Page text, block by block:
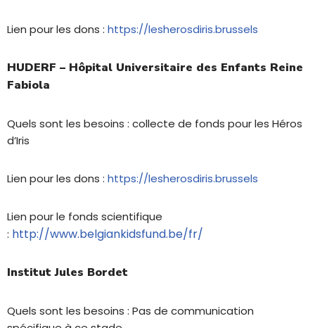
Lien pour les dons : https://lesherosdiris.brussels
HUDERF – Hôpital Universitaire des Enfants Reine
Fabiola
Quels sont les besoins : collecte de fonds pour les Héros
d’Iris
Lien pour les dons : https://lesherosdiris.brussels
Lien pour le fonds scientifique
: http://www.belgiankidsfund.be/fr/
Institut Jules Bordet
Quels sont les besoins : Pas de communication